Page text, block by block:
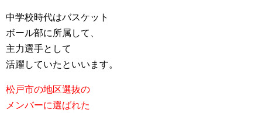
中学校時代はバスケット
ボール部に所属して、
主力選手として
活躍していたといいます。
松戸市の地区選抜の
メンバーに選ばれた